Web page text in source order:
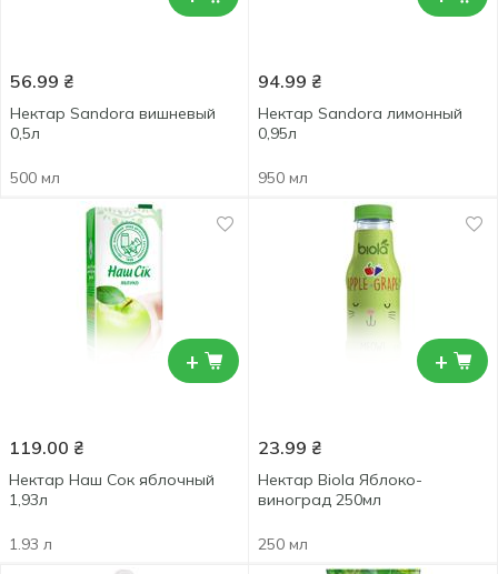
56.99 ₴
Нектар Sandora вишневый
0,5л
500 мл
94.99 ₴
Нектар Sandora лимонный
0,95л
950 мл
+
119.00 ₴
Нектар Наш Сок яблочный
1,93л
1.93 л
+
23.99 ₴
Нектар Biola Яблоко-
виноград 250мл
250 мл